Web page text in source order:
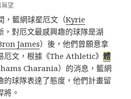
望
，籃網球星厄文（Kyrie
，對厄文最感興趣的球隊是湖
James）後，他們曾願意拿
厄文，根據《The Athletic》體
Charania）的消息，籃網
的球隊表達了態度，他們計畫留
將。